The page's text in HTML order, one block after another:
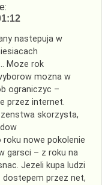
nastepuja w
Moze rok
mozna w
ograniczyc –
przez internet.
skorzysta,
nowe pokolenie
garsci – z roku na
Jezeli kupa ludzi
przez net,